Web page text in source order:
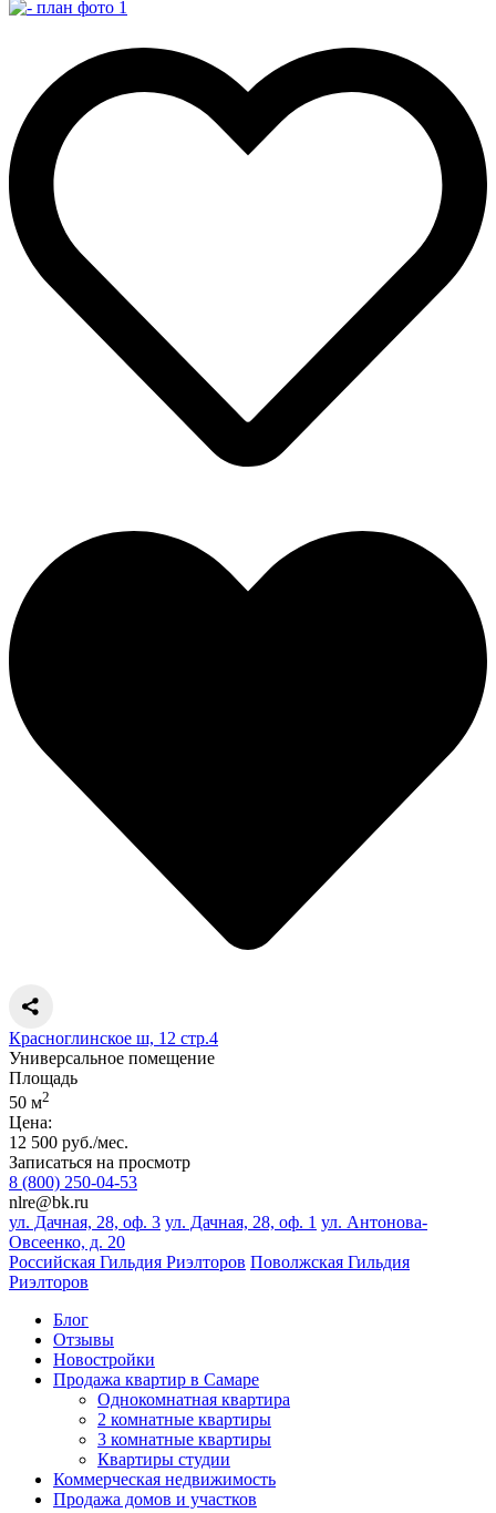
Красноглинское ш, 12 стр.4
Универсальное помещение
Площадь
50 м2
Цена:
12 500 руб./мес.
Записаться на просмотр
8 (800) 250-04-53
nlre@bk.ru
ул. Дачная, 28, оф. 3 ул. Дачная, 28, оф. 1 ул. Антонова-
Овсеенко, д. 20
Российская Гильдия Риэлторов Поволжская Гильдия
Риэлторов
Блог
Отзывы
Новостройки
Продажа квартир в Самаре
Однокомнатная квартира
2 комнатные квартиры
3 комнатные квартиры
Квартиры студии
Коммерческая недвижимость
Продажа домов и участков